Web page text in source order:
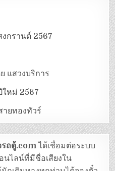
กรานต์ 2567
แสวงบริการ
ใหม่ 2567
ายทองทัวร์
รถตู้.comได้เชื่อมต่อระบบ
นไลน์ที่มีชื่อเสียงใน